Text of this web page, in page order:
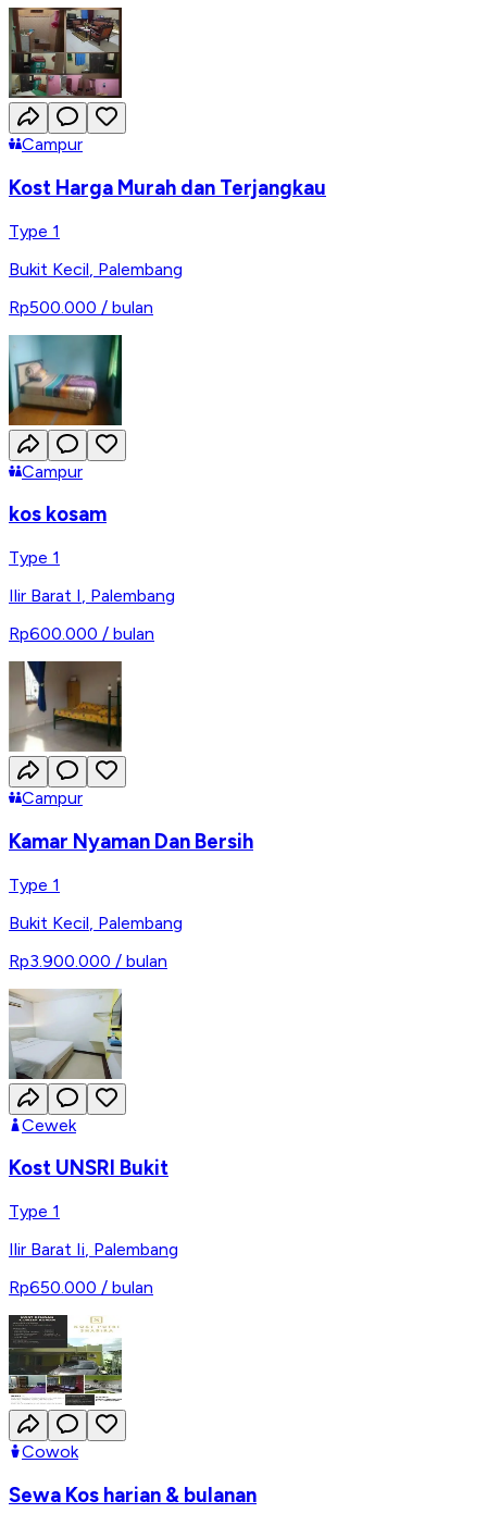
Campur
Kost Harga Murah dan Terjangkau
Type 1
Bukit Kecil Palembang
Rp500.000 / bulan
Campur
kos kosam
Type 1
Ilir Barat I, Palembang
Rp600.000 / bulan
Campur
Kamar Nyaman Dan Bersih
Type 1
Bukit Kecil Palembang
Rp3.900.000 / bulan
Cewek
Kost UNSRI Bukit
Type 1
Ilir Barat Ii, Palembang
Rp650.000 / bulan
Cowok
Sewa Kos harian & bulanan